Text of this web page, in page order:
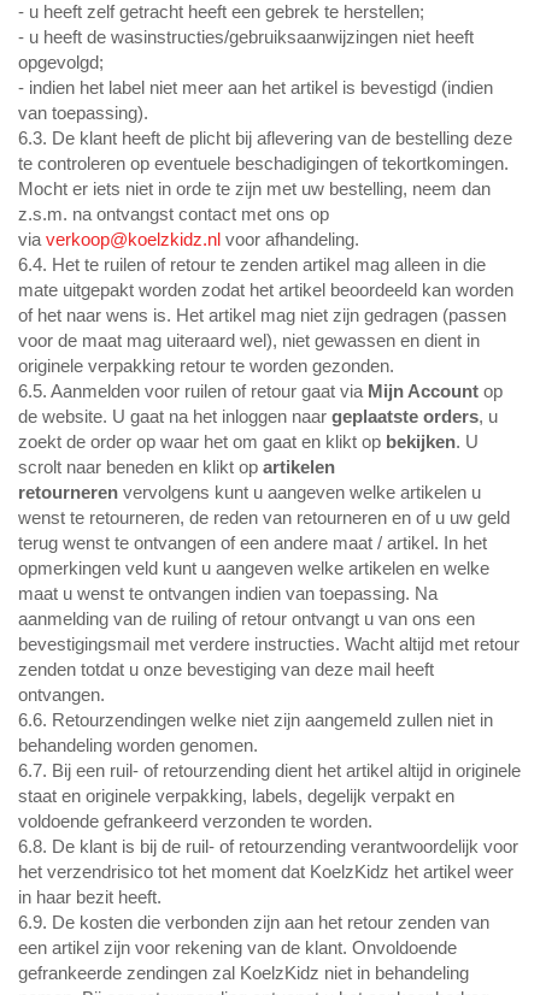
- u heeft zelf getracht heeft een gebrek te herstellen;
- u heeft de wasinstructies/gebruiksaanwijzingen niet heeft
opgevolgd;
- indien het label niet meer aan het artikel is bevestigd (indien
van toepassing).
6.3. De klant heeft de plicht bij aflevering van de bestelling deze
te controleren op eventuele beschadigingen of tekortkomingen.
Mocht er iets niet in orde te zijn met uw bestelling, neem dan
z.s.m. na ontvangst contact met ons op
via verkoop@koelzkidz.nl voor afhandeling.
6.4. Het te ruilen of retour te zenden artikel mag alleen in die
mate uitgepakt worden zodat het artikel beoordeeld kan worden
of het naar wens is. Het artikel mag niet zijn gedragen (passen
voor de maat mag uiteraard wel), niet gewassen en dient in
originele verpakking retour te worden gezonden.
6.5. Aanmelden voor ruilen of retour gaat via Mijn Account op
de website. U gaat na het inloggen naar geplaatste orders, u
zoekt de order op waar het om gaat en klikt op bekijken. U
scrolt naar beneden en klikt op artikelen
retourneren vervolgens kunt u aangeven welke artikelen u
wenst te retourneren, de reden van retourneren en of u uw geld
terug wenst te ontvangen of een andere maat / artikel. In het
opmerkingen veld kunt u aangeven welke artikelen en welke
maat u wenst te ontvangen indien van toepassing. Na
aanmelding van de ruiling of retour ontvangt u van ons een
bevestigingsmail met verdere instructies. Wacht altijd met retour
zenden totdat u onze bevestiging van deze mail heeft
ontvangen.
6.6. Retourzendingen welke niet zijn aangemeld zullen niet in
behandeling worden genomen.
6.7. Bij een ruil- of retourzending dient het artikel altijd in originele
staat en originele verpakking, labels, degelijk verpakt en
voldoende gefrankeerd verzonden te worden.
6.8. De klant is bij de ruil- of retourzending verantwoordelijk voor
het verzendrisico tot het moment dat KoelzKidz het artikel weer
in haar bezit heeft.
6.9. De kosten die verbonden zijn aan het retour zenden van
een artikel zijn voor rekening van de klant. Onvoldoende
gefrankeerde zendingen zal KoelzKidz niet in behandeling